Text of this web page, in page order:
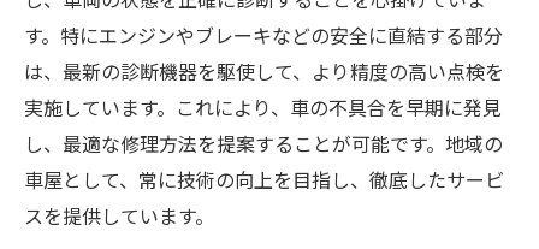
す。特にエンジンやブレーキなどの安全に直結する部分
は、最新の診断機器を駆使して、より精度の高い点検を
実施しています。これにより、車の不具合を早期に発見
し、最適な修理方法を提案することが可能です。地域の
車屋として、常に技術の向上を目指し、徹底したサービ
スを提供しています。